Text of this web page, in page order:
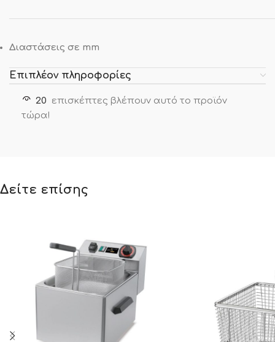
Διαστάσεις σε mm
Επιπλέον πληροφορίες
20 επισκέπτες βλέπουν αυτό το προϊόν
τώρα!
Δείτε επίσης